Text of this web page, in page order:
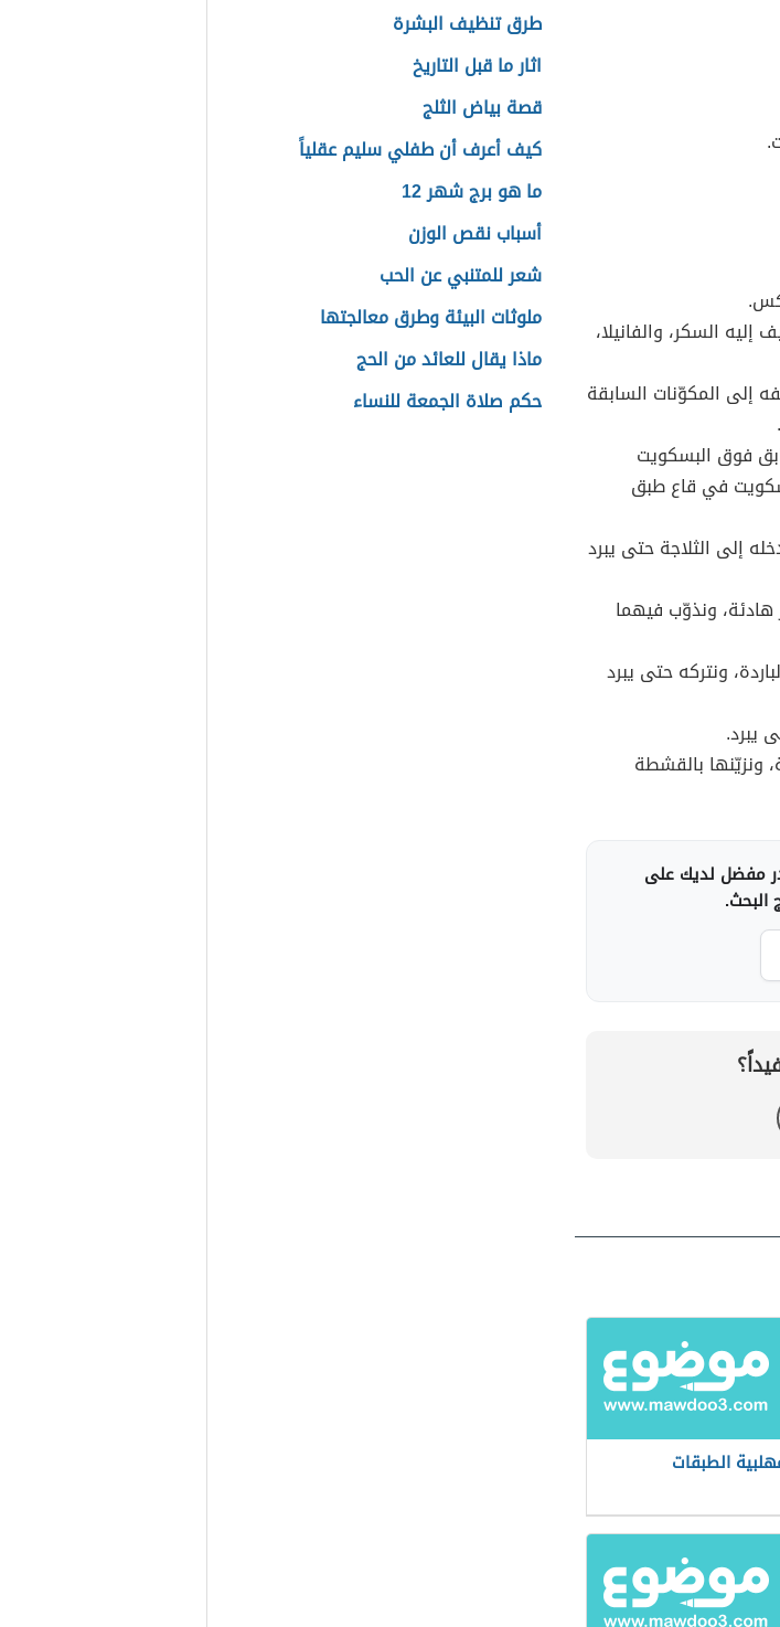
السكر، والفانيلا،
إلى المكوّنات السابقة
فوق البسكويت
في قاع طبق
إلى الثلاجة حتى يبرد
ونذوّب فيهما
ونتركه حتى يبرد
يبرد.
ونزيّنها بالقشطة
مفضل لديك على
البحث.
الطبقات
طرق تنظيف البشرة
اثار ما قبل التاريخ
قصة بياض الثلج
كيف أعرف أن طفلي سليم عقلياً
ما هو برج شهر 12
أسباب نقص الوزن
شعر للمتنبي عن الحب
ملوثات البيئة وطرق معالجتها
ماذا يقال للعائد من الحج
حكم صلاة الجمعة للنساء